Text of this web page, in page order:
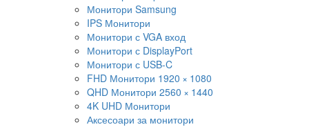
Монитори Samsung
IPS Монитори
Монитори с VGA вход
Монитори с DisplayPort
Монитори с USB-C
FHD Монитори 1920 × 1080
QHD Монитори 2560 × 1440
4K UHD Монитори
Аксесоари за монитори